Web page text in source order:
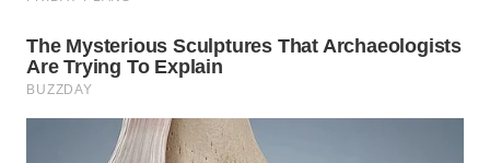
PRIANGAN
TIMUR
WN
SEMARANG